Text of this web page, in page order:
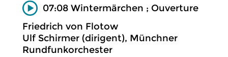
07:08 Wintermärchen ; Ouverture
Friedrich von Flotow
Ulf Schirmer (dirigent), Münchner
Rundfunkorchester